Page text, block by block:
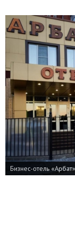
Бизнес-отель «Арбат»